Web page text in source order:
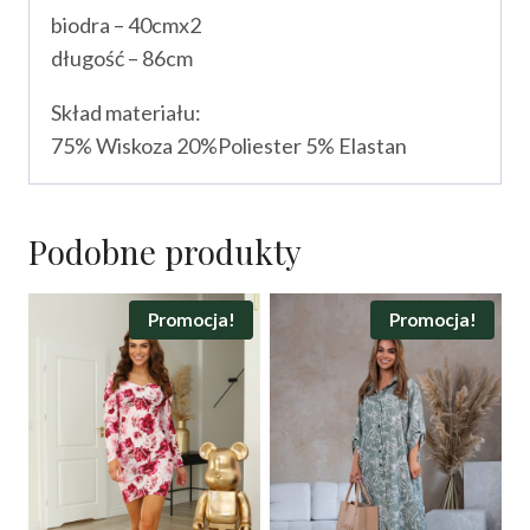
biodra – 40cmx2
długość – 86cm
Skład materiału:
75% Wiskoza 20%Poliester 5% Elastan
Podobne produkty
Promocja! Promocja!